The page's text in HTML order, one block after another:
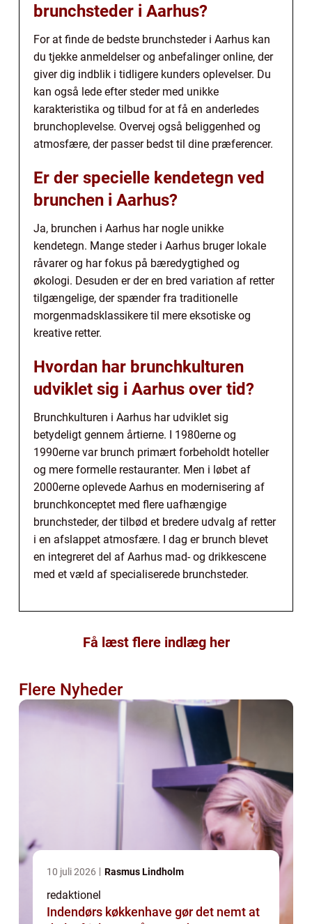
brunchsteder i Aarhus?
For at finde de bedste brunchsteder i Aarhus kan
du tjekke anmeldelser og anbefalinger online, der
giver dig indblik i tidligere kunders oplevelser. Du
kan også lede efter steder med unikke
karakteristika og tilbud for at få en anderledes
brunchoplevelse. Overvej også beliggenhed og
atmosfære, der passer bedst til dine præferencer.
Er der specielle kendetegn ved
brunchen i Aarhus?
Ja, brunchen i Aarhus har nogle unikke
kendetegn. Mange steder i Aarhus bruger lokale
råvarer og har fokus på bæredygtighed og
økologi. Desuden er der en bred variation af retter
tilgængelige, der spænder fra traditionelle
morgenmadsklassikere til mere eksotiske og
kreative retter.
Hvordan har brunchkulturen
udviklet sig i Aarhus over tid?
Brunchkulturen i Aarhus har udviklet sig
betydeligt gennem årtierne. I 1980erne og
1990erne var brunch primært forbeholdt hoteller
og mere formelle restauranter. Men i løbet af
2000erne oplevede Aarhus en modernisering af
brunchkonceptet med flere uafhængige
brunchsteder, der tilbød et bredere udvalg af retter
i en afslappet atmosfære. I dag er brunch blevet
en integreret del af Aarhus mad- og drikkescene
med et væld af specialiserede brunchsteder.
Få læst flere indlæg her
Flere Nyheder
10 juli 2026 Rasmus Lindholm
redaktionel
Indendørs køkkenhave gør det nemt at